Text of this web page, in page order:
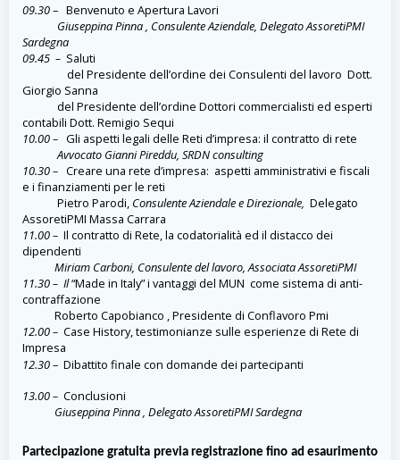
09.30– Benvenuto e Apertura Lavori
Giuseppina Pinna , Consulente Aziendale, Delegato AssoretiPMI
Sardegna
09.45 – Saluti
del Presidente dell’ordine dei Consulenti del lavoro Dott.
Giorgio Sanna
del Presidente dell’ordine Dottori commercialisti ed esperti
contabili Dott. Remigio Sequi
10.00 – Gli aspetti legali delle Reti d’impresa: il contratto di rete
Avvocato Gianni Pireddu, SRDN consulting
10.30 – Creare una rete d’impresa: aspetti amministrativi e fiscali
e i finanziamenti per le reti
Pietro Parodi, Consulente Aziendale e Direzionale, Delegato
AssoretiPMI Massa Carrara
11.00 – Il contratto di Rete, la codatorialità ed il distacco dei
dipendenti
Miriam Carboni, Consulente del lavoro, Associata AssoretiPMI
11.30 – Il“Made in Italy” i vantaggi del MUN come sistema di anti-
contraffazione
Roberto Capobianco , Presidente di Conflavoro Pmi
12.00 – Case History, testimonianze sulle esperienze di Rete di
Impresa
12.30– Dibattito finale con domande dei partecipanti
13.00 – Conclusioni
Giuseppina Pinna , Delegato AssoretiPMI Sardegna
Partecipazione gratuita previa registrazione fino ad esaurimento